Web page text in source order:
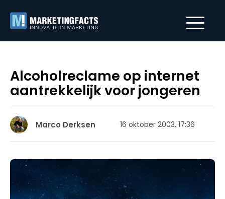
Alcoholreclame op internet
aantrekkelijk voor jongeren
Marco Derksen 16 oktober 2003, 17:36